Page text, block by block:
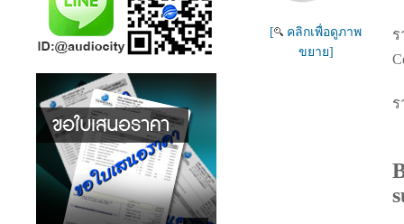
[
คลิกเพื่อดูภาพ
ขยาย]